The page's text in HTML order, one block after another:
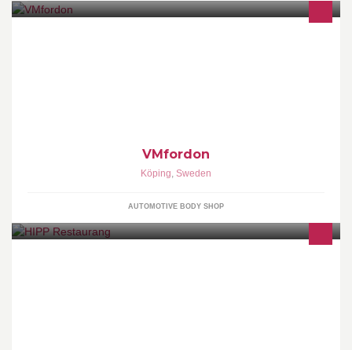
VMfordon
Köping, Sweden
AUTOMOTIVE BODY SHOP